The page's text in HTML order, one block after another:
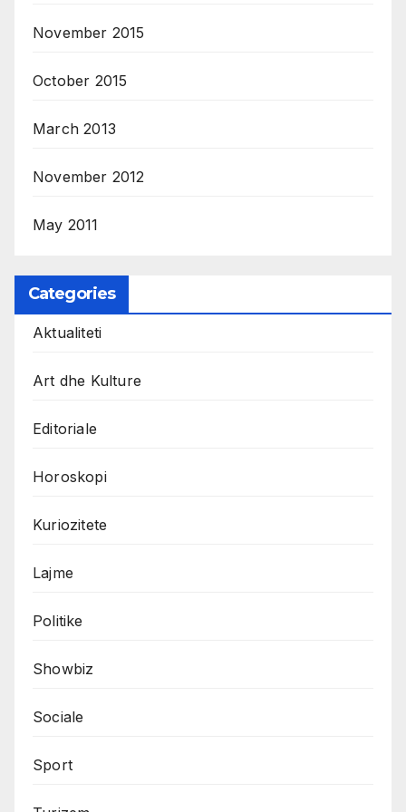
November 2015
October 2015
March 2013
November 2012
May 2011
Categories
Aktualiteti
Art dhe Kulture
Editoriale
Horoskopi
Kuriozitete
Lajme
Politike
Showbiz
Sociale
Sport